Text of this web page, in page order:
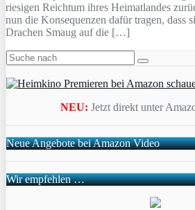
riesigen Reichtum ihres Heimatlandes
nun die Konsequenzen dafür tragen, dass
Drachen Smaug auf die […]
NEU: Jetzt direkt unter
Neue Angebote bei Amazon Video
Wir empfehlen …